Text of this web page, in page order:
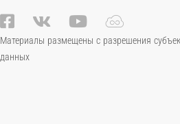
Материалы размещены с разрешения
данных